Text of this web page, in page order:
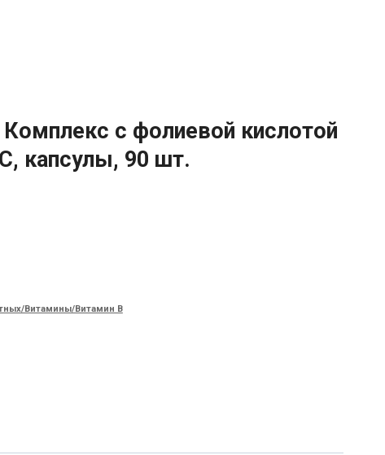
Комплекс с фолиевой кислотой
капсулы, 90 шт.
Витамины/Витамин B